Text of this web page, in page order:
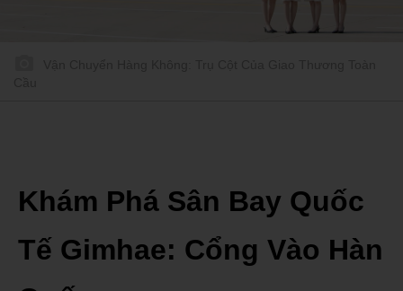
Khám Phá Sân Bay Quốc
Tế Gimhae: Cổng Vào Hàn